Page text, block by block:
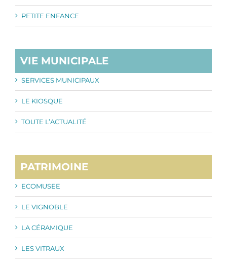
PETITE ENFANCE
VIE MUNICIPALE
SERVICES MUNICIPAUX
LE KIOSQUE
TOUTE L’ACTUALITÉ
PATRIMOINE
ECOMUSEE
LE VIGNOBLE
LA CÉRAMIQUE
LES VITRAUX